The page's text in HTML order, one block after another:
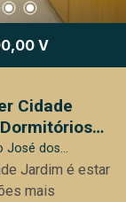
herbário.
e qualidade de
visita!
V
Cidade
Amplo |
ao
José dos
Jardim é estar
mais